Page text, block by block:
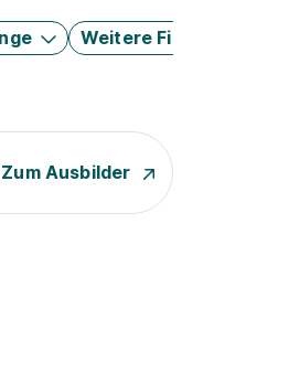
Weitere Filter
Zum Ausbilder